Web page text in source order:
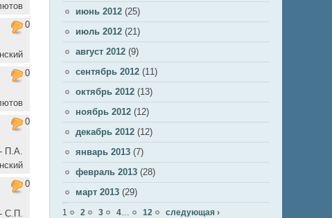
0
0
0
П.А.
0
C.П.
июнь 2012 (25)
июль 2012 (21)
август 2012 (9)
сентябрь 2012 (11)
октябрь 2012 (13)
ноябрь 2012 (12)
декабрь 2012 (12)
январь 2013 (7)
февраль 2013 (28)
март 2013 (29)
Страницы
1 2 3 4 12 следующая ›